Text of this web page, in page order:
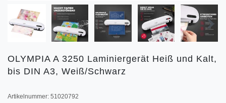
OLYMPIA A 3250 Laminiergerät Heiß und Kalt,
bis DIN A3, Weiß/Schwarz
Artikelnummer: 51020792